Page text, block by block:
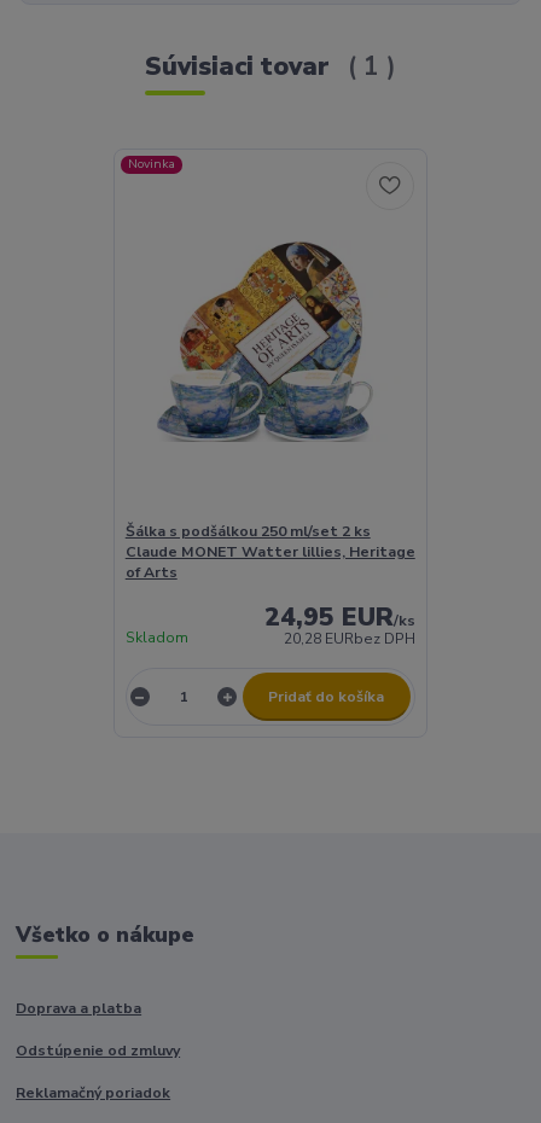
Súvisiaci tovar 1
Novinka
Šálka s podšálkou 250 ml/set 2 ks
Claude MONET Watter lillies, Heritage
of Arts
24,95 EUR/ks
20,28 EURbez DPH
Skladom
Pridať do košíka
Všetko o nákupe
Doprava a platba
Odstúpenie od zmluvy
Reklamačný poriadok